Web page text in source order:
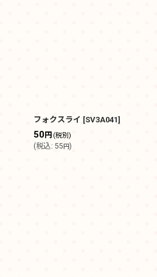
フォクスライ [SV3A041]
50円 (税別)
(税込: 55円)